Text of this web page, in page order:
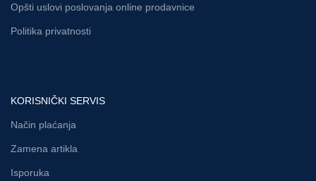
Opšti uslovi poslovanja online prodavnice
Politika privatnosti
KORISNIČKI SERVIS
Način plaćanja
Zamena artikla
Isporuka